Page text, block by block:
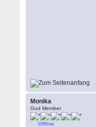
Monika
God Member
Offline